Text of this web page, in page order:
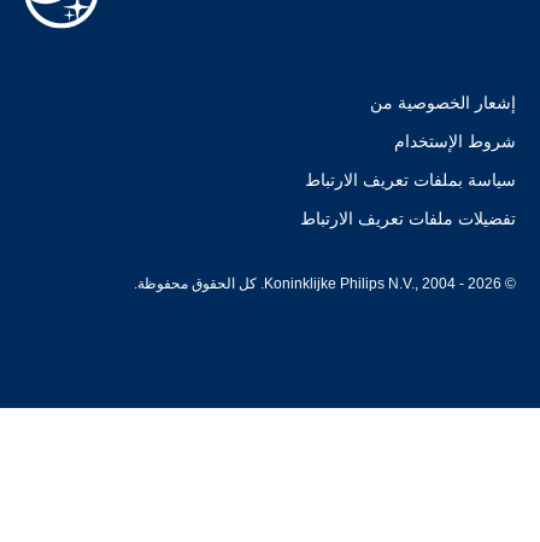
إشعار الخصوصية من
شروط الإستخدام
سياسة بملفات تعريف الارتباط
تفضيلات ملفات تعريف الارتباط
© Koninklijke Philips N.V., 2004 - 2026. كل الحقوق محفوظة.